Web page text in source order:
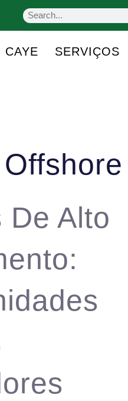
CAYE SERVIÇOS
De Alto